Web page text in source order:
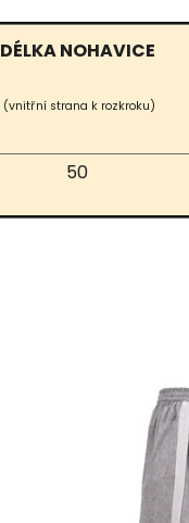
DÉLKA NOHAVICE
(vnitřní strana k rozkroku)
50